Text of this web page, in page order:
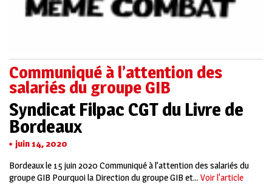
Communiqué à l’attention des
salariés du groupe GIB
Syndicat Filpac CGT du Livre de
Bordeaux
juin 14, 2020
Bordeaux le 15 juin 2020 Communiqué à l’attention des salariés du
groupe GIB Pourquoi la Direction du groupe GIB et... Voir l'article